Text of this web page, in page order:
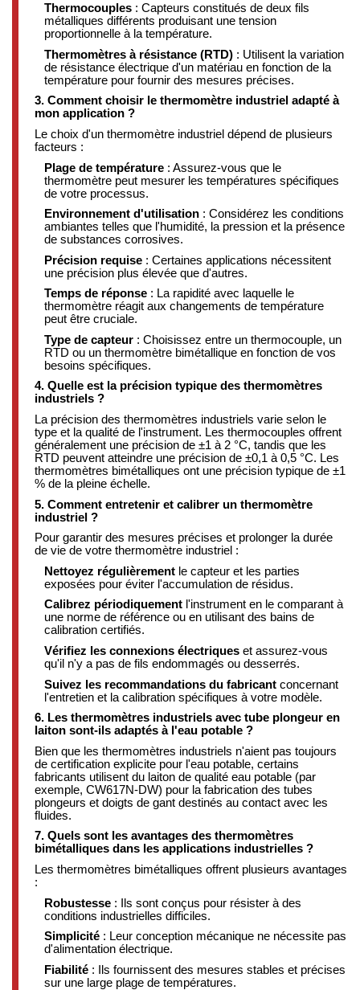
Thermocouples: Capteurs constitués de deux fils
métalliques différents produisant une tension
proportionnelle à la température.
Thermomètres à résistance (RTD): Utilisent la variation
de résistance électrique d'un matériau en fonction de la
température pour fournir des mesures précises.
3. Comment choisir le thermomètre industriel adapté à
mon application ?
Le choix d'un thermomètre industriel dépend de plusieurs
facteurs :
Plage de température: Assurez-vous que le
thermomètre peut mesurer les températures spécifiques
de votre processus.
Environnement d'utilisation: Considérez les conditions
ambiantes telles que l'humidité, la pression et la présence
de substances corrosives.
Précision requise: Certaines applications nécessitent
une précision plus élevée que d'autres.
Temps de réponse: La rapidité avec laquelle le
thermomètre réagit aux changements de température
peut être cruciale.
Type de capteur: Choisissez entre un thermocouple, un
RTD ou un thermomètre bimétallique en fonction de vos
besoins spécifiques.
4. Quelle est la précision typique des thermomètres
industriels ?
La précision des thermomètres industriels varie selon le
type et la qualité de l'instrument. Les thermocouples offrent
généralement une précision de ±1 à 2 °C, tandis que les
RTD peuvent atteindre une précision de ±0,1 à 0,5 °C. Les
thermomètres bimétalliques ont une précision typique de ±1
% de la pleine échelle.
5. Comment entretenir et calibrer un thermomètre
industriel ?
Pour garantir des mesures précises et prolonger la durée
de vie de votre thermomètre industriel :
Nettoyez régulièrement le capteur et les parties
exposées pour éviter l'accumulation de résidus.
Calibrez périodiquement l'instrument en le comparant à
une norme de référence ou en utilisant des bains de
calibration certifiés.
Vérifiez les connexions électriques et assurez-vous
qu'il n'y a pas de fils endommagés ou desserrés.
Suivez les recommandations du fabricant concernant
l'entretien et la calibration spécifiques à votre modèle.
6. Les thermomètres industriels avec tube plongeur en
laiton sont-ils adaptés à l'eau potable ?
Bien que les thermomètres industriels n'aient pas toujours
de certification explicite pour l'eau potable, certains
fabricants utilisent du laiton de qualité eau potable (par
exemple, CW617N-DW) pour la fabrication des tubes
plongeurs et doigts de gant destinés au contact avec les
fluides.
7. Quels sont les avantages des thermomètres
bimétalliques dans les applications industrielles ?
Les thermomètres bimétalliques offrent plusieurs avantages
:
Robustesse: Ils sont conçus pour résister à des
conditions industrielles difficiles.
Simplicité: Leur conception mécanique ne nécessite pas
d'alimentation électrique.
Fiabilité: Ils fournissent des mesures stables et précises
sur une large plage de températures.